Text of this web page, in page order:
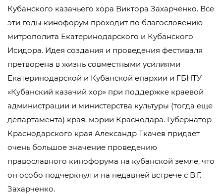
Кубанского казачьего хора Виктора Захарченко. Все
эти годы кинофорум проходит по благословению
митрополита Екатеринодарского и Кубанского
Исидора. Идея создания и проведения фестиваля
претворена в жизнь совместными усилиями
Екатеринодарской и Кубанской епархии и ГБНТУ
«Кубанский казачий хор» при поддержке краевой
администрации и министерства культуры (тогда еще
департамента) края, мэрии Краснодара. Губернатор
Краснодарского края Александр Ткачев придает
очень большое значение проведению
православного кинофорума на кубанской земле, что
он особо подчеркнул и на недавней встрече с В.Г.
Захарченко.